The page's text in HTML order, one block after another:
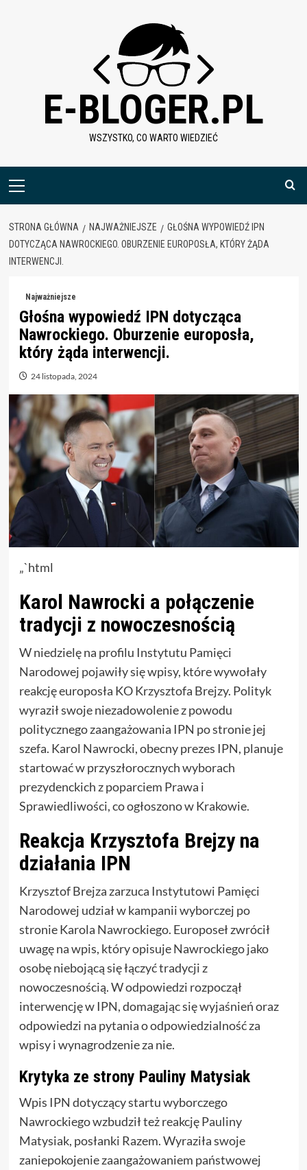
E-BLOGER.PL
WSZYSTKO, CO WARTO WIEDZIEĆ
Menu
STRONA GŁÓWNA NAJWAŻNIEJSZE
GŁOŚNA WYPOWIEDŹ IPN
DOTYCZĄCA NAWROCKIEGO. OBURZENIE EUROPOSŁA, KTÓRY ŻĄDA
INTERWENCJI.
Najważniejsze
Głośna wypowiedź IPN dotycząca
Nawrockiego. Oburzenie europosła,
który żąda interwencji.
24 listopada, 2024
„`html
Karol Nawrocki a połączenie
tradycji z nowoczesnością
W niedzielę na profilu Instytutu Pamięci
Narodowej pojawiły się wpisy, które wywołały
reakcję europosła KO Krzysztofa Brejzy. Polityk
wyraził swoje niezadowolenie z powodu
politycznego zaangażowania IPN po stronie jej
szefa. Karol Nawrocki, obecny prezes IPN, planuje
startować w przyszłorocznych wyborach
prezydenckich z poparciem Prawa i
Sprawiedliwości, co ogłoszono w Krakowie.
Reakcja Krzysztofa Brejzy na
działania IPN
Krzysztof Brejza zarzuca Instytutowi Pamięci
Narodowej udział w kampanii wyborczej po
stronie Karola Nawrockiego. Europoseł zwrócił
uwagę na wpis, który opisuje Nawrockiego jako
osobę niebojącą się łączyć tradycji z
nowoczesnością. W odpowiedzi rozpoczął
interwencję w IPN, domagając się wyjaśnień oraz
odpowiedzi na pytania o odpowiedzialność za
wpisy i wynagrodzenie za nie.
Krytyka ze strony Pauliny Matysiak
Wpis IPN dotyczący startu wyborczego
Nawrockiego wzbudził też reakcję Pauliny
Matysiak, posłanki Razem. Wyraziła swoje
zaniepokojenie zaangażowaniem państwowej